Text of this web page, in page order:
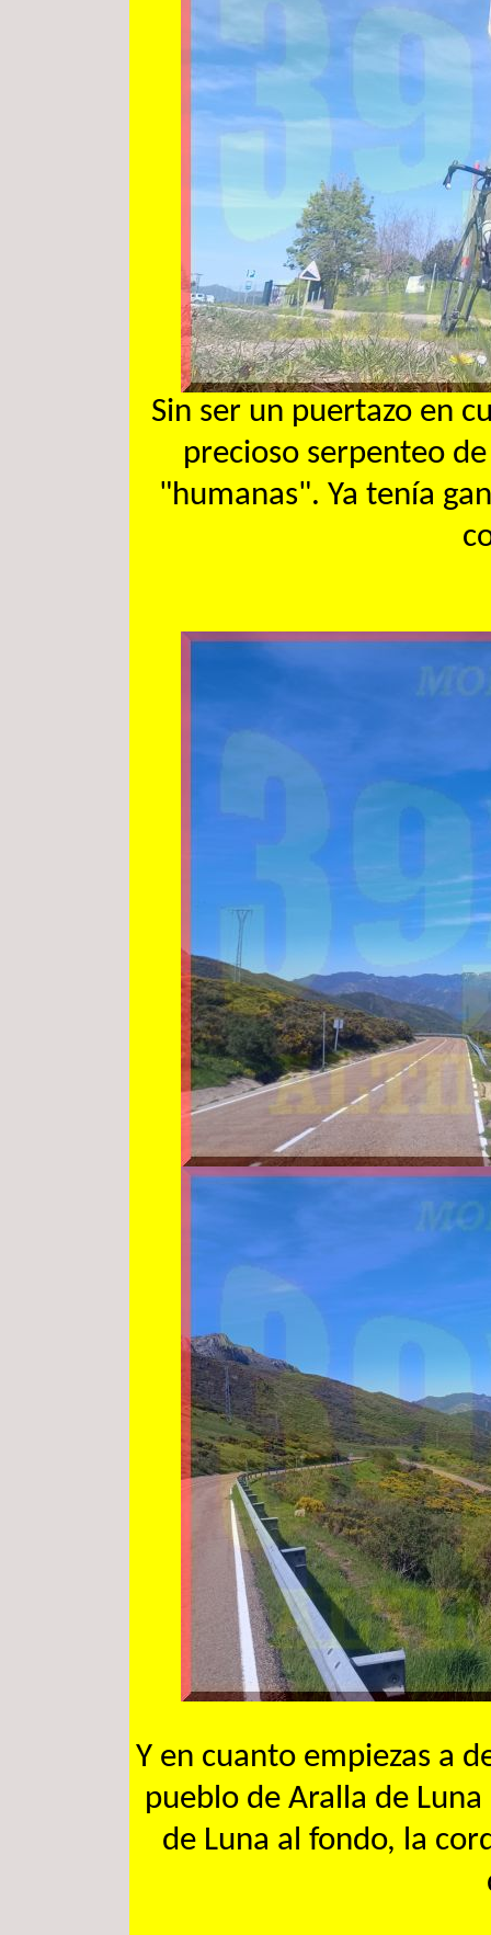
Sin ser un puertazo en
precioso serpenteo
"humanas". Ya tenía
Y en cuanto empiezas a
pueblo de Aralla de
de Luna al fondo, la